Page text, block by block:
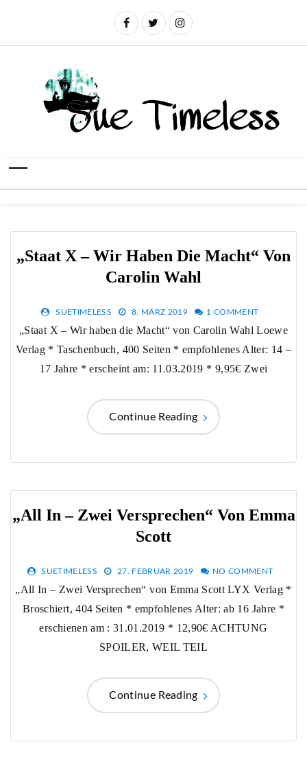
„Staat X – Wir Haben Die Macht“ Von
Carolin Wahl
SUETIMELESS 8. MÄRZ 2019 1 COMMENT
„Staat X – Wir haben die Macht“ von Carolin Wahl Loewe
Verlag * Taschenbuch, 400 Seiten * empfohlenes Alter: 14 –
17 Jahre * erscheint am: 11.03.2019 * 9,95€ Zwei
Continue Reading
„All In – Zwei Versprechen“ Von Emma
Scott
SUETIMELESS 27. FEBRUAR 2019 NO COMMENT
„All In – Zwei Versprechen“ von Emma Scott LYX Verlag *
Broschiert, 404 Seiten * empfohlenes Alter: ab 16 Jahre *
erschienen am : 31.01.2019 * 12,90€ ACHTUNG
SPOILER, WEIL TEIL
Continue Reading